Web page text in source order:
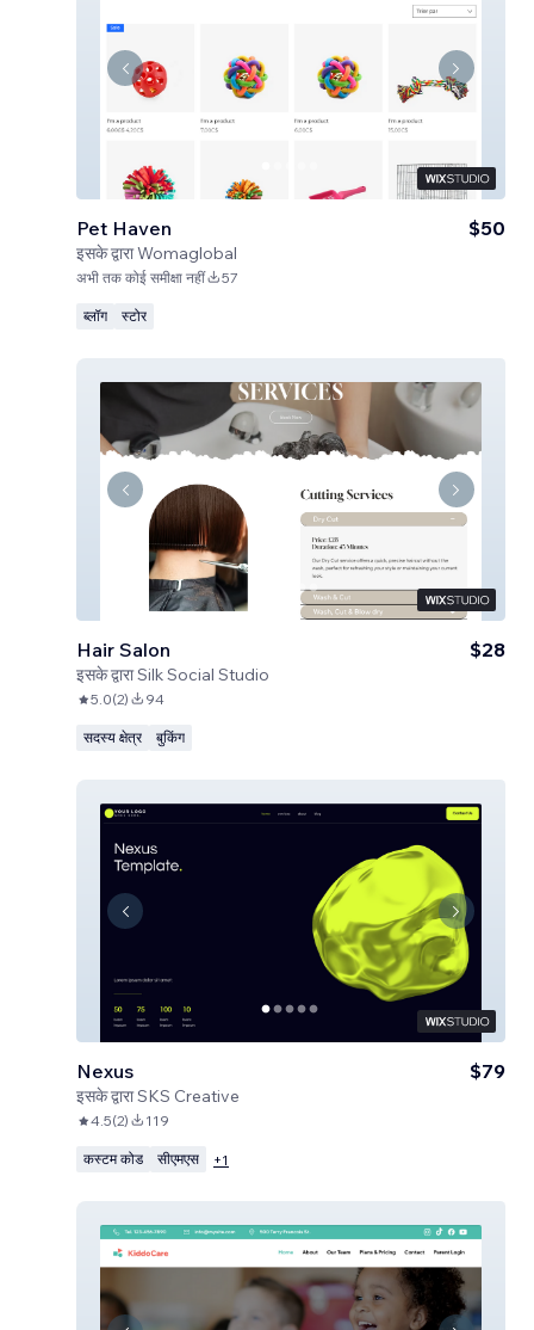
Pet Haven
इसके द्वाराWomaglobal
$50
अभी तक कोई समीक्षा नहीं 57
ब्लॉग स्टोर
Hair Salon
इसके द्वाराSilk Social Studio
$28
5.0(2) 94
सदस्य क्षेत्र बुकिंग
Nexus
इसके द्वाराSKS Creative
$79
4.5(2) 119
कस्टम कोड सीएमएस +1